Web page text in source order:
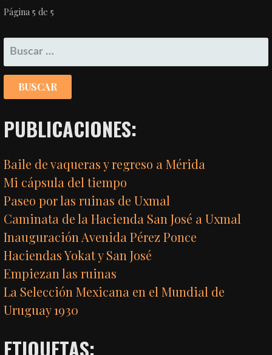
NAVEGACIÓN
POR
ENTRADA
Página 5 de 5
BUSCAR:
PUBLICACIONES:
Baile de vaqueras y regreso a Mérida
Mi cápsula del tiempo
Paseo por las ruinas de Uxmal
Caminata de la Hacienda San José a Uxmal
Inauguración Avenida Pérez Ponce
Haciendas Yokat y San José
Empiezan las ruinas
La Selección Mexicana en el Mundial de
Uruguay 1930
ETIQUETAS: